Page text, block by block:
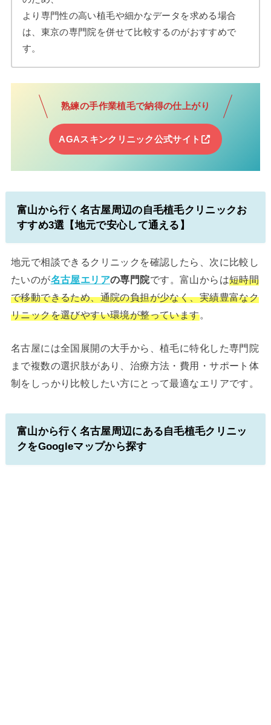
より専門性の高い植毛や細かなデータを求める場合
は、東京の専門院を併せて比較するのがおすすめで
す。
熟練の手作業植毛で納得の仕上がり
AGAスキンクリニック公式サイト
富山から行く名古屋周辺の自毛植毛クリニックお
すすめ3選【地元で安心して通える】
地元で相談できるクリニックを確認したら、次に比較し
たいのが名古屋エリアの専門院です。富山からは短時間
で移動できるため、通院の負担が少なく、実績豊富なク
リニックを選びやすい環境が整っています。
名古屋には全国展開の大手から、植毛に特化した専門院
まで複数の選択肢があり、治療方法・費用・サポート体
制をしっかり比較したい方にとって最適なエリアです。
富山から行く名古屋周辺にある自毛植毛クリニッ
クをGoogleマップから探す